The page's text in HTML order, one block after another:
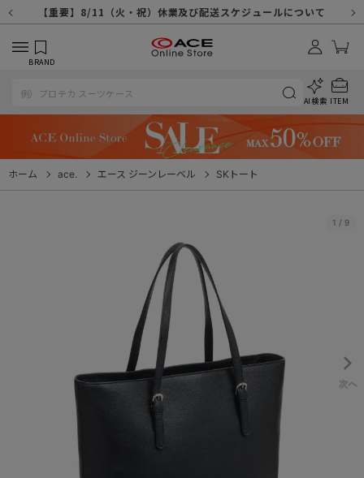
【重要】システムエラーによる出荷遅延につきまして
【重要】8/11（火・祝）休業及び配送スケジュールについて
【重要】令和８年熊本地震に伴う配送への影響について
【重要】納品書・領収書ペーパーレス化（電子化）のお知らせ
【重要】天候不良や交通状況・物量増等に伴う配送への影響について
【重要】悪質な詐欺サイトにご注意ください
【重要】各種メールが届かない場合に関しまして
【重要】お問い合わせのご対応に関しまして
【重要】SNSのなりすまし詐欺にご注意ください
BRAND
AI検索 ITEM
ホーム ace. エース ジーンレーベル SKトート
1 / 9